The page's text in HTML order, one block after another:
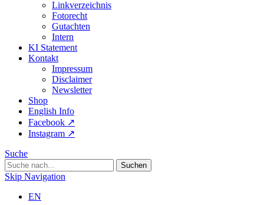
Linkverzeichnis
Fotorecht
Gutachten
Intern
KI Statement
Kontakt
Impressum
Disclaimer
Newsletter
Shop
English Info
Facebook ↗︎
Instagram ↗︎
Suche
Skip Navigation
EN